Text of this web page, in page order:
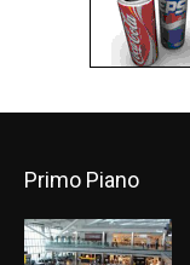
Primo Piano